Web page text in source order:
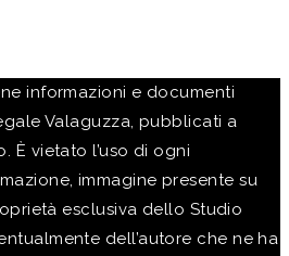
informazioni e documenti
Valaguzza, pubblicati a
È vietato l’uso di ogni
immagine presente su
esclusiva dello Studio
dell’autore che ne ha